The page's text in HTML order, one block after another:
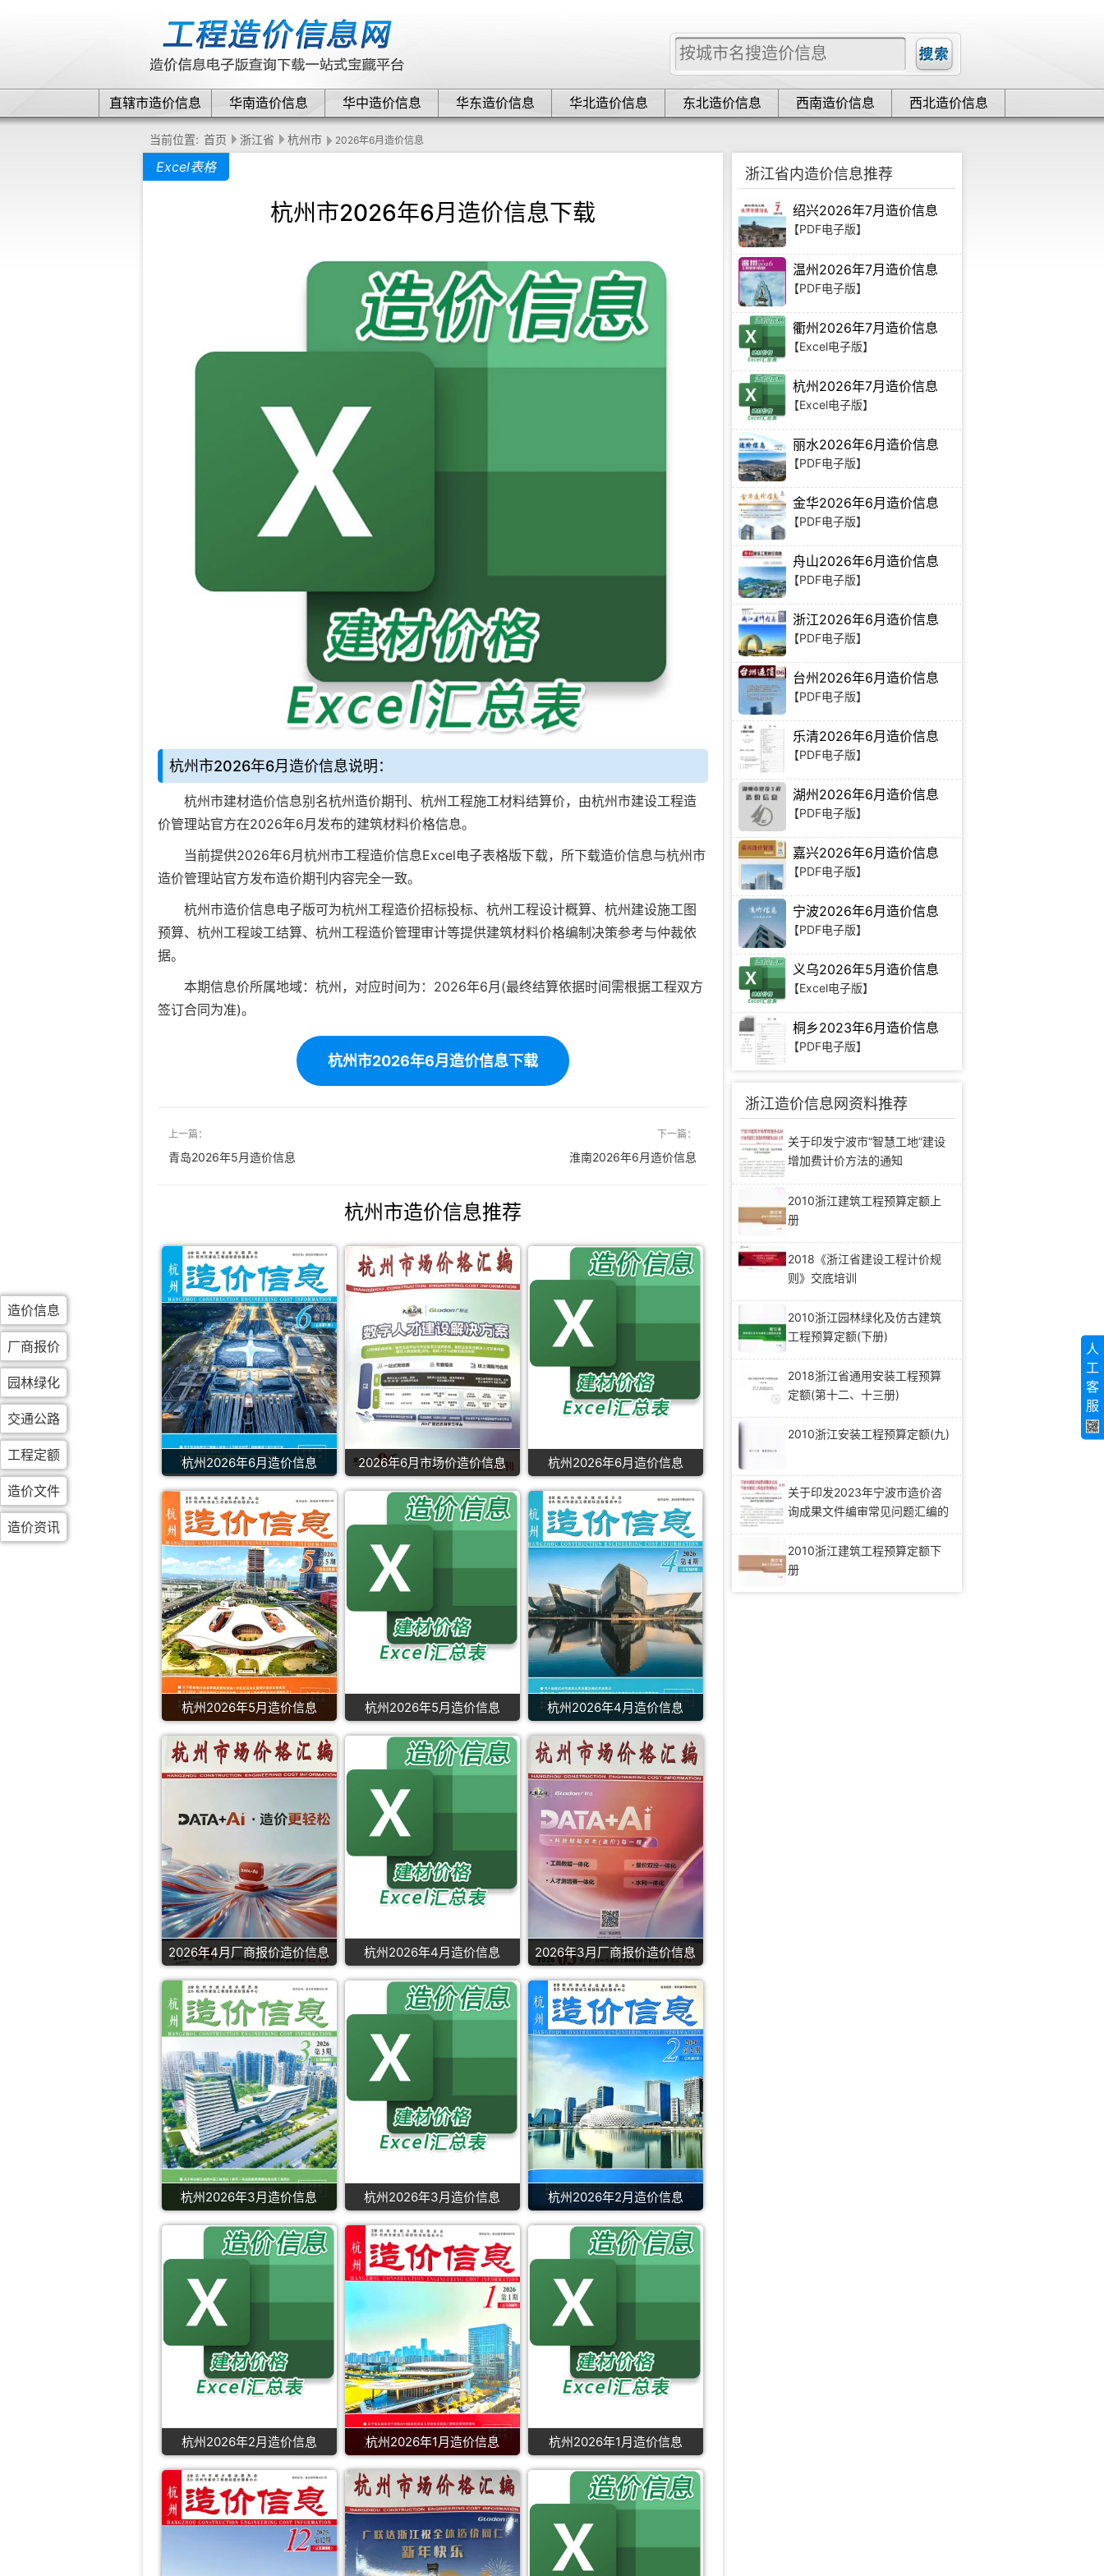
直辖市造价信息 华南造价信息 华中造价信息 华东造价信息 华北造价信息 东北造价信息 西南造价信息 西北造价信息
当前位置: 首页 浙江省 杭州市 2026年6月造价信息
Excel表格
杭州市2026年6月造价信息下载
杭州市2026年6月造价信息说明：
杭州市建材造价信息别名杭州造价期刊、杭州工程施工材料结算价，由杭州市建设工程造
价管理站官方在2026年6月发布的建筑材料价格信息。
当前提供2026年6月杭州市工程造价信息Excel电子表格版下载，所下载造价信息与杭州市
造价管理站官方发布造价期刊内容完全一致。
杭州市造价信息电子版可为杭州工程造价招标投标、 杭州工程设计概算、 杭州建设施工图
预算、 杭州工程竣工结算、 杭州工程造价管理审计等提供建筑材料价格编制决策参考与仲裁依
据。
本期信息价所属地域：杭州，对应时间为：2026年6月(最终结算依据时间需根据工程双方
签订合同为准)。
杭州市2026年6月造价信息下载
上一篇：
青岛2026年5月造价信息
下一篇：
淮南2026年6月造价信息
杭州市造价信息推荐
杭州2026年6月造价信息 2026年6月市场价造价信息 杭州2026年6月造价信息
杭州2026年5月造价信息 杭州2026年5月造价信息 杭州2026年4月造价信息
2026年4月厂商报价造价信息 杭州2026年4月造价信息 2026年3月厂商报价造价信息
杭州2026年3月造价信息 杭州2026年3月造价信息 杭州2026年2月造价信息
杭州2026年2月造价信息 杭州2026年1月造价信息 杭州2026年1月造价信息
浙江省内造价信息推荐
绍兴2026年7月造价信息
【PDF电子版】
温州2026年7月造价信息
【PDF电子版】
衢州2026年7月造价信息
【Excel电子版】
杭州2026年7月造价信息
【Excel电子版】
丽水2026年6月造价信息
【PDF电子版】
金华2026年6月造价信息
【PDF电子版】
舟山2026年6月造价信息
【PDF电子版】
浙江2026年6月造价信息
【PDF电子版】
台州2026年6月造价信息
【PDF电子版】
乐清2026年6月造价信息
【PDF电子版】
湖州2026年6月造价信息
【PDF电子版】
嘉兴2026年6月造价信息
【PDF电子版】
宁波2026年6月造价信息
【PDF电子版】
义乌2026年5月造价信息
【Excel电子版】
桐乡2023年6月造价信息
【PDF电子版】
浙江造价信息网资料推荐
关于印发宁波市“智慧工地”建设
增加费计价方法的通知
2010浙江建筑工程预算定额上
册
2018《浙江省建设工程计价规
则》交底培训
2010浙江园林绿化及仿古建筑
工程预算定额(下册)
2018浙江省通用安装工程预算
定额(第十二、十三册)
2010浙江安装工程预算定额(九)
关于印发2023年宁波市造价咨
询成果文件编审常见问题汇编的
2010浙江建筑工程预算定额下
册
造价信息
厂商报价
园林绿化
交通公路
工程定额
造价文件
造价资讯
人
工
客
服